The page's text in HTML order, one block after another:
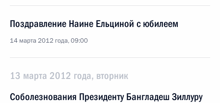
Поздравление Наине Ельциной с юбилеем
14 марта 2012 года, 09:00
13 марта 2012 года, вторник
Соболезнования Президенту Бангладеш Зиллуру